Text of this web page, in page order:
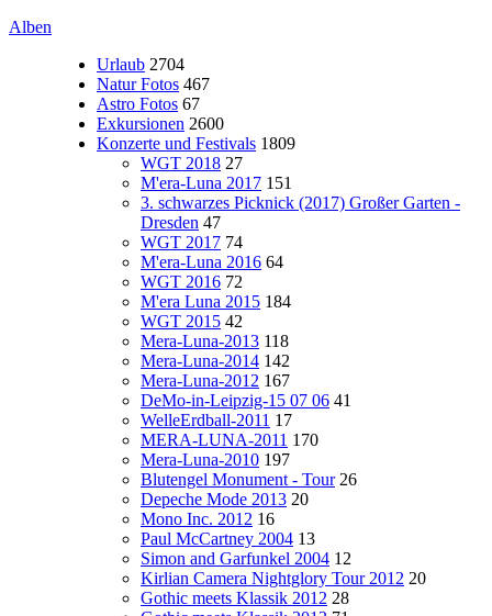
Alben
Urlaub 2704
Natur Fotos 467
Astro Fotos 67
Exkursionen 2600
Konzerte und Festivals 1809
WGT 2018 27
M'era-Luna 2017 151
3. schwarzes Picknick (2017) Großer Garten -
Dresden 47
WGT 2017 74
M'era-Luna 2016 64
WGT 2016 72
M'era Luna 2015 184
WGT 2015 42
Mera-Luna-2013 118
Mera-Luna-2014 142
Mera-Luna-2012 167
DeMo-in-Leipzig-15 07 06 41
WelleErdball-2011 17
MERA-LUNA-2011 170
Mera-Luna-2010 197
Blutengel Monument - Tour 26
Depeche Mode 2013 20
Mono Inc. 2012 16
Paul McCartney 2004 13
Simon and Garfunkel 2004 12
Kirlian Camera Nightglory Tour 2012 20
Gothic meets Klassik 2012 28